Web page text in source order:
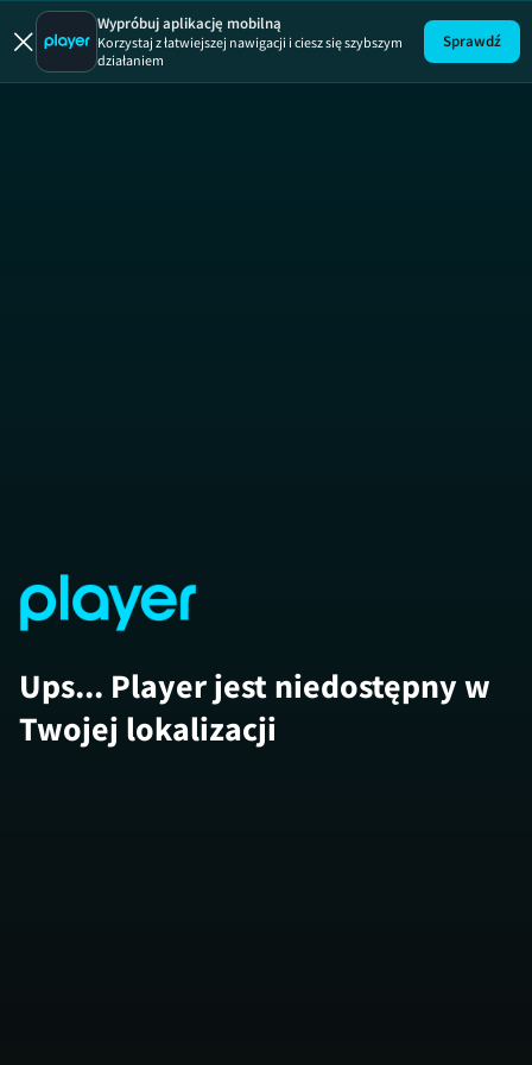
Jak to
Wypróbuj aplikację mobilną
Korzystaj z łatwiejszej nawigacji i ciesz się szybszym
działaniem
Sprawdź
Ups... Player jest niedostępny w
Twojej lokalizacji